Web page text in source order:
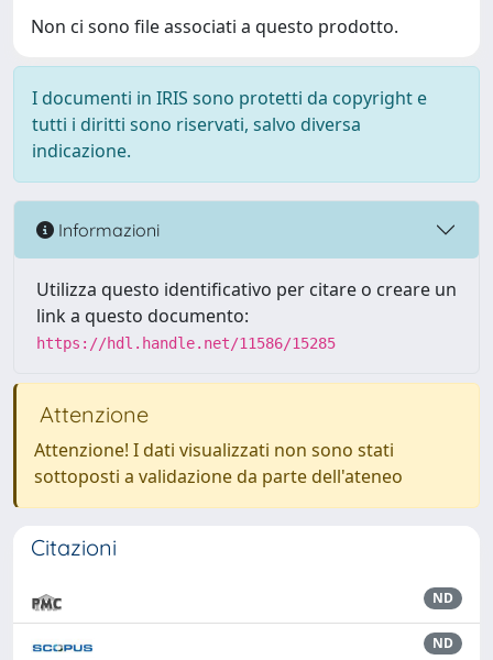
Non ci sono file associati a questo prodotto.
I documenti in IRIS sono protetti da copyright e
tutti i diritti sono riservati, salvo diversa
indicazione.
Informazioni
Utilizza questo identificativo per citare o creare un
link a questo documento:
https://hdl.handle.net/11586/15285
Attenzione
Attenzione! I dati visualizzati non sono stati
sottoposti a validazione da parte dell'ateneo
Citazioni
ND
ND